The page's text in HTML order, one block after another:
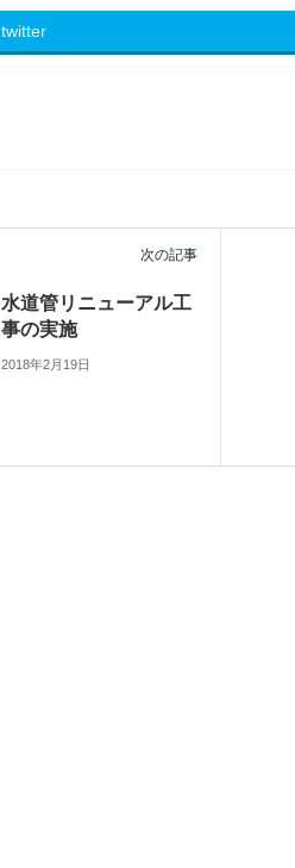
twitter
次の記事
水道管リニューアル工
事の実施
2018年2月19日